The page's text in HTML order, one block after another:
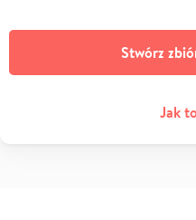
Stwórz
Jak